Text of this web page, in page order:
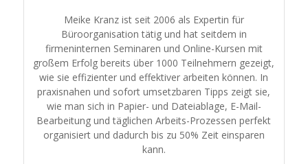
Meike Kranz ist seit 2006 als Expertin für
Büroorganisation tätig und hat seitdem in
firmeninternen Seminaren und Online-Kursen mit
großem Erfolg bereits über 1000 Teilnehmern gezeigt,
wie sie effizienter und effektiver arbeiten können. In
praxisnahen und sofort umsetzbaren Tipps zeigt sie,
wie man sich in Papier- und Dateiablage, E-Mail-
Bearbeitung und täglichen Arbeits-Prozessen perfekt
organisiert und dadurch bis zu 50% Zeit einsparen
kann.